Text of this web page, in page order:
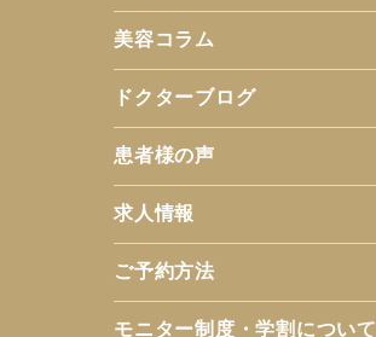
美容コラム
ドクターブログ
患者様の声
求人情報
ご予約方法
モニター制度・学割について